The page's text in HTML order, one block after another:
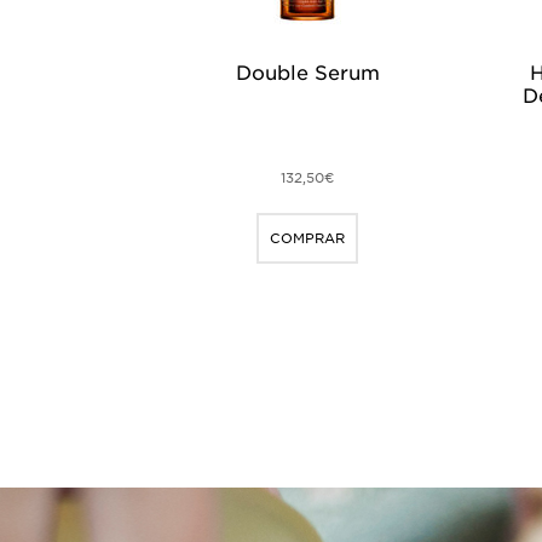
Double Serum
132,50€
COMPRAR